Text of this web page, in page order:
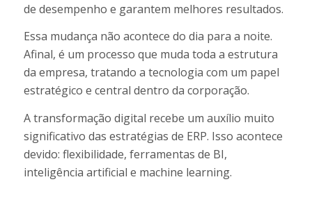
de desempenho e garantem melhores resultados.
Essa mudança não acontece do dia para a noite.
Afinal, é um processo que muda toda a estrutura
da empresa, tratando a tecnologia com um papel
estratégico e central dentro da corporação.
A transformação digital recebe um auxílio muito
significativo das estratégias de ERP. Isso acontece
devido: flexibilidade, ferramentas de BI,
inteligência artificial e machine learning.